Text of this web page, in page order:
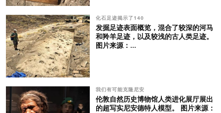
化石足迹揭示了140
发掘足迹表面概览，混合了较深的河马
和羚羊足迹，以及较浅的古人类足迹。
图片来源：...
我们有可能克隆尼安
伦敦自然历史博物馆人类进化展厅展出
的超写实尼安德特人模型。 图片来源：